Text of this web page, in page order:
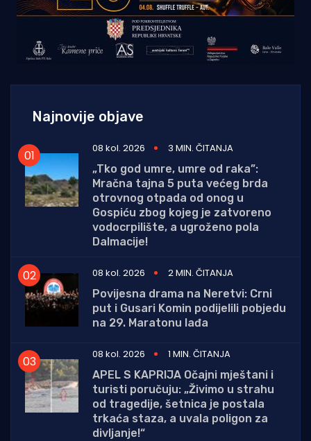
Najnovije objave
08 kol. 2026
3 MIN. ČITANJA
„Tko god umre, umre od raka”:
Mračna tajna 5 puta većeg brda
otrovnog otpada od onog u
Gospiću zbog kojeg je zatvoreno
vodocrpilište, a ugroženo pola
Dalmacije!
08 kol. 2026
2 MIN. ČITANJA
Povijesna drama na Neretvi: Crni
put i Gusari Komin podijelili pobjedu
na 29. Maratonu lađa
08 kol. 2026
1 MIN. ČITANJA
APEL S KAPRIJA Očajni mještani i
turisti poručuju: „Živimo u strahu
od tragedije, šetnica je postala
trkaća staza, a uvala poligon za
divljanje!“